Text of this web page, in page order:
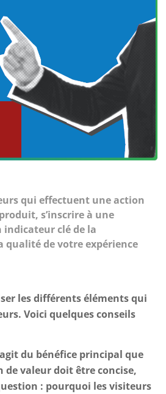
qui effectuent une action
s’inscrire à une
indicateur clé de la
qualité de votre expérience
les différents éléments qui
Voici quelques conseils
du bénéfice principal que
valeur doit être concise,
: pourquoi les visiteurs